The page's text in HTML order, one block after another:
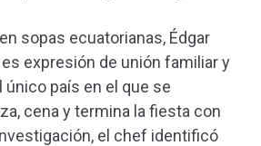
sopas ecuatorianas, Édgar
expresión de unión familiar y
único país en el que se
cena y termina la fiesta con
el chef identificó